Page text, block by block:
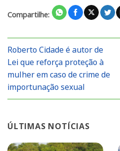
Compartilhe:
Roberto Cidade é autor de
Lei que reforça proteção à
mulher em caso de crime de
importunação sexual
ÚLTIMAS NOTÍCIAS